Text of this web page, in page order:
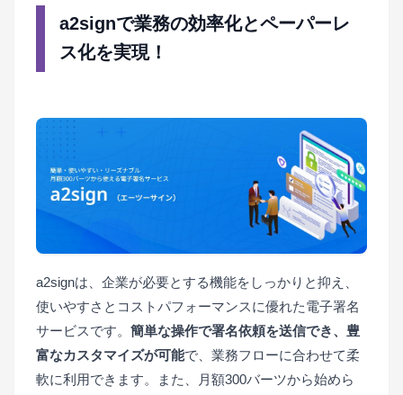
a2signで業務の効率化とペーパーレ
ス化を実現！
a2signは、企業が必要とする機能をしっかりと抑え、
使いやすさとコストパフォーマンスに優れた電子署名
サービスです。 簡単な操作で署名依頼を送信でき、豊
富なカスタマイズが可能で、業務フローに合わせて柔
軟に利用できます。また、月額300バーツから始めら